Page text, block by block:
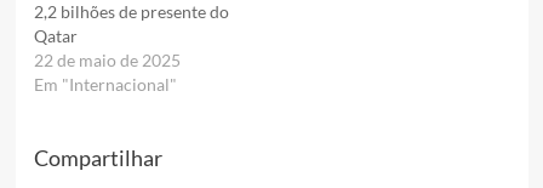
2,2 bilhões de presente do
Qatar
22 de maio de 2025
Em "Internacional"
Compartilhar